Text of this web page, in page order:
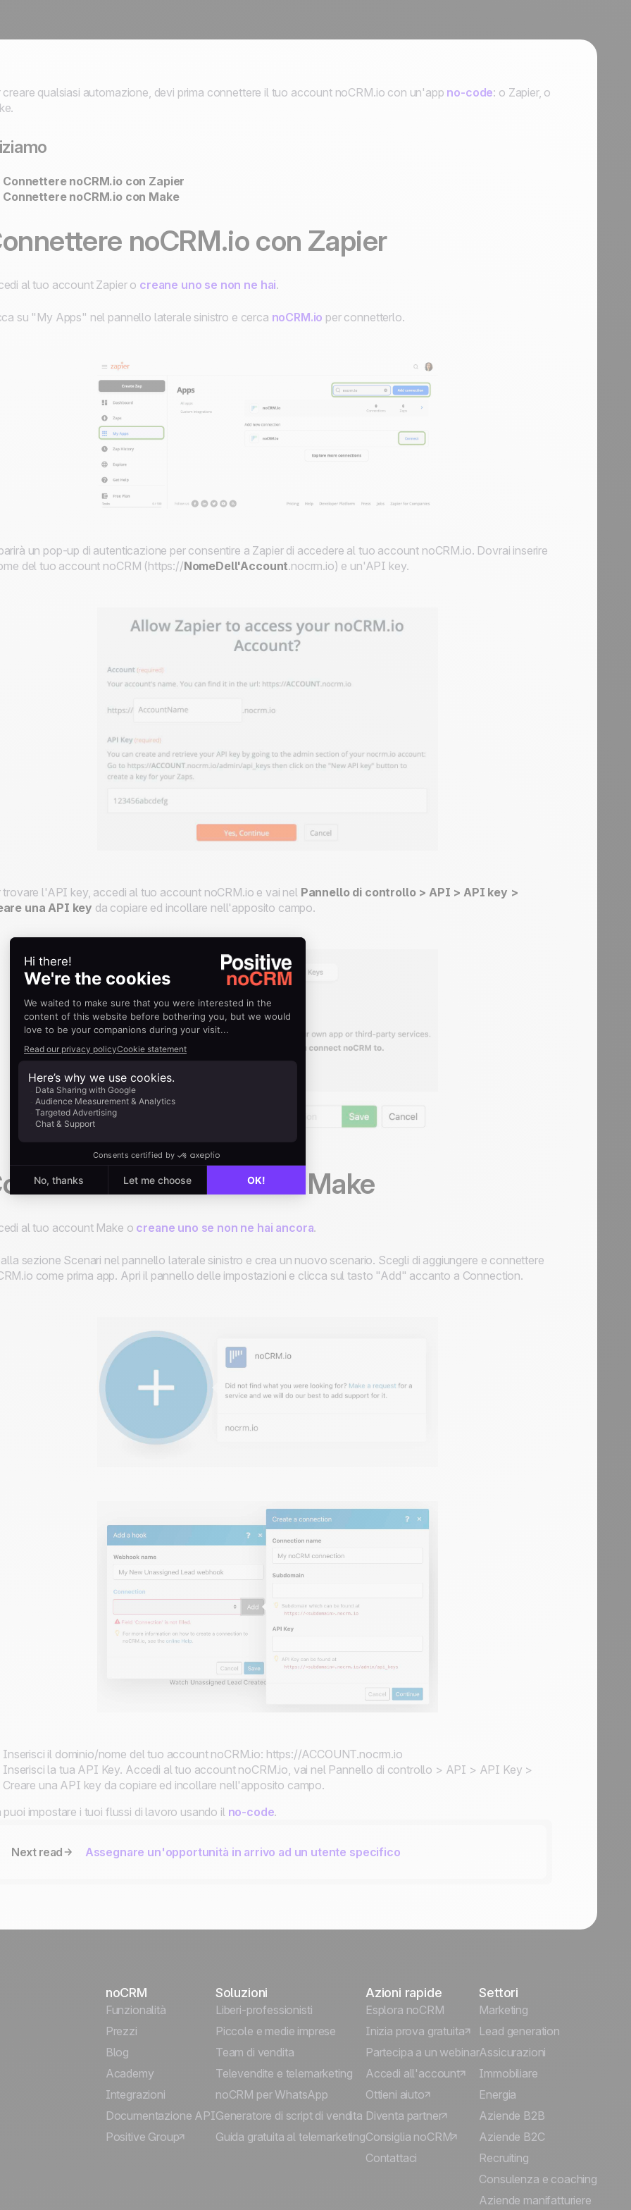
creare qualsiasi automazione, devi prima connettere il tuo account noCRM.io con un'app no-code: o Zapier, o
Connettere noCRM.io con Zapier
Connettere noCRM.io con Make
noCRM.io con Zapier
al tuo account Zapier o creane uno se non ne hai.
su "My Apps" nel pannello laterale sinistro e cerca noCRM.io per connetterlo.
un pop-up di autenticazione per consentire a Zapier di accedere al tuo account noCRM.io. Dovrai inserire
del tuo account noCRM (https://NomeDell'Account.nocrm.io) e un'API key.
trovare l'API key, accedi al tuo account noCRM.io e vai nel Pannello di controllo > API > API key >
una API key da copiare ed incollare nell'apposito campo.
noCRM.io con Make
al tuo account Make o creane uno se non ne hai ancora.
sezione Scenari nel pannello laterale sinistro e crea un nuovo scenario. Scegli di aggiungere e connettere
come prima app. Apri il pannello delle impostazioni e clicca sul tasto "Add" accanto a Connection.
Inserisci il dominio/nome del tuo account noCRM.io: https://ACCOUNT.nocrm.io
Inserisci la tua API Key. Accedi al tuo account noCRM.io, vai nel Pannello di controllo > API > API Key >
Creare una API key da copiare ed incollare nell'apposito campo.
puoi impostare i tuoi flussi di lavoro usando il no-code.
Next read Assegnare un'opportunità in arrivo ad un utente specifico
noCRM
Funzionalità
Prezzi
Blog
Academy
Integrazioni
Documentazione API
Positive Group
Soluzioni
Liberi-professionisti
Piccole e medie imprese
Team di vendita
Televendite e telemarketing
noCRM per WhatsApp
Generatore di script di vendita
Guida gratuita al telemarketing
Azioni rapide
Esplora noCRM
Inizia prova gratuita
Partecipa a un webinar
Accedi all'account
Ottieni aiuto
Diventa partner
Consiglia noCRM
Contattaci
Settori
Marketing
Lead generation
Assicurazioni
Immobiliare
Energia
Aziende B2B
Aziende B2C
Recruiting
Consulenza e coaching
Aziende manifatturiere